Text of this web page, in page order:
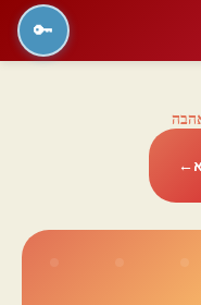
←
🔑